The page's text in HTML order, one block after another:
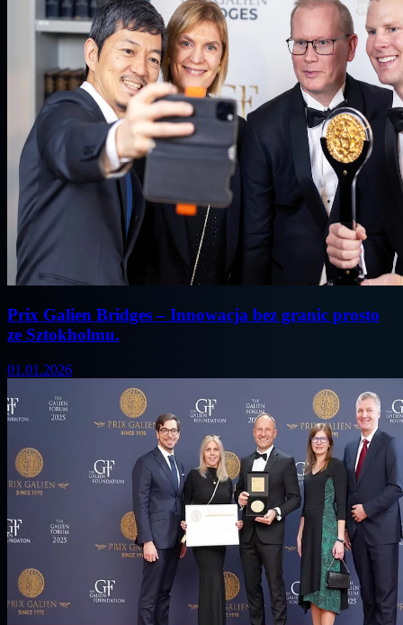
Prix Galien Bridges – Innowacja bez granic prosto
ze Sztokholmu.
01.01.2026